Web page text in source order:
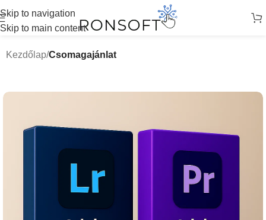
Skip to navigation
Skip to main content
Kezdőlap Csomagajánlat